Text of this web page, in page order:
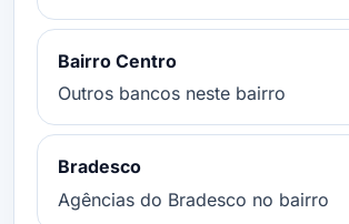
Bairro Centro
Outros bancos neste bairro
Bradesco
Agências do Bradesco no bairro